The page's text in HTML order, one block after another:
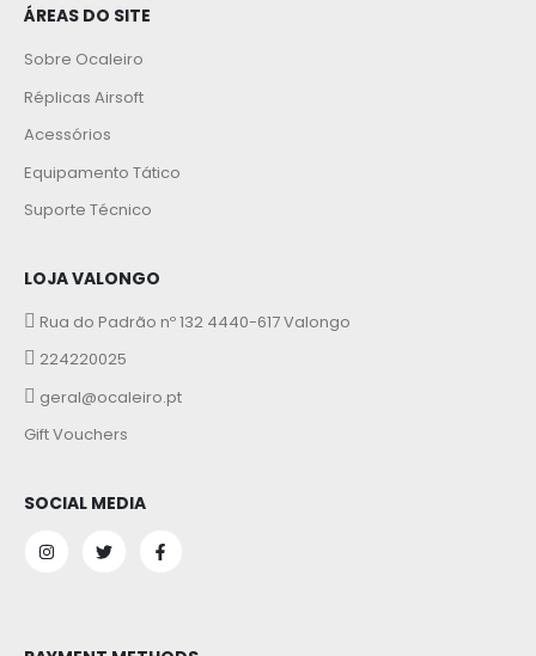
ÁREAS DO SITE
Sobre Ocaleiro
Réplicas Airsoft
Acessórios
Equipamento Tático
Suporte Técnico
LOJA VALONGO
Rua do Padrão nº 132 4440-617 Valongo
224220025
geral@ocaleiro.pt
Gift Vouchers
SOCIAL MEDIA